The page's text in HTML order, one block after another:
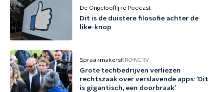
De Ongelooflijke Podcast
Dit is de duistere filosofie achter de
like-knop
SpraakmakersKRO-NCRV
Grote techbedrijven verliezen
rechtszaak over verslavende apps: 'Dit
is gigantisch, een doorbraak'